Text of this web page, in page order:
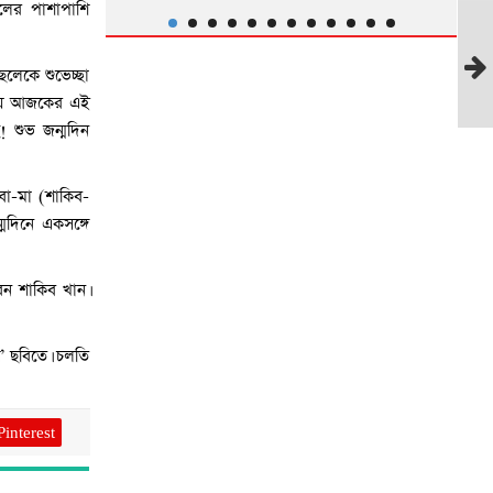
পাশাপাশি
শুভেচ্ছা
আজকের এই
শুভ জন্মদিন
মা (শাকিব-
একসঙ্গে
শাকিব খান।
চলতি